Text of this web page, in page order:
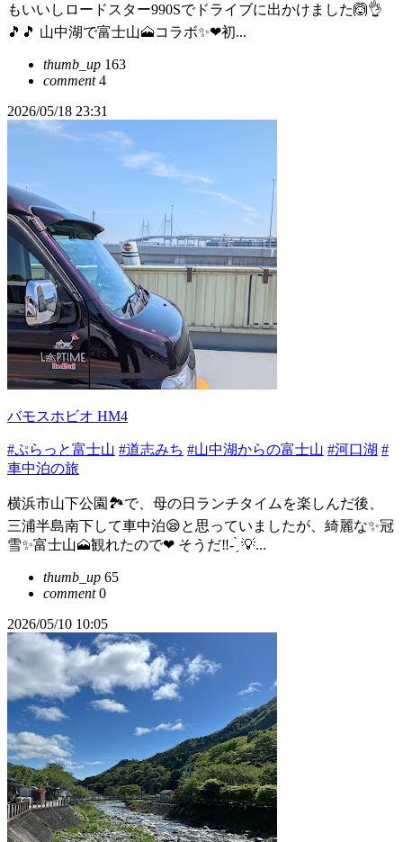
もいいしロードスター990Sでドライブに出かけました🙆👌
🎵🎵 山中湖で富士山🗻コラボ✨❤初...
thumb_up 163
comment4
2026/05/18 23:31
バモスホビオ HM4
#ぷらっと富士山 #道志みち #山中湖からの富士山 #河口湖 #
車中泊の旅
横浜市山下公園🏞で、母の日ランチタイムを楽しんだ後、
三浦半島南下して車中泊😪と思っていましたが、綺麗な✨冠
雪✨富士山🗻観れたので❤ そうだ‼️- ̗̀ 💡...
thumb_up 65
comment0
2026/05/10 10:05